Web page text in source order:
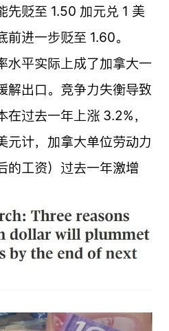
先贬至 1.50 加元兑 1 美
进一步贬至 1.60。
水平实际上成了加拿大一
解出口。竞争力失衡导致
过去一年上涨 3.2%，
元计，加拿大单位劳动力
的工资）过去一年激增